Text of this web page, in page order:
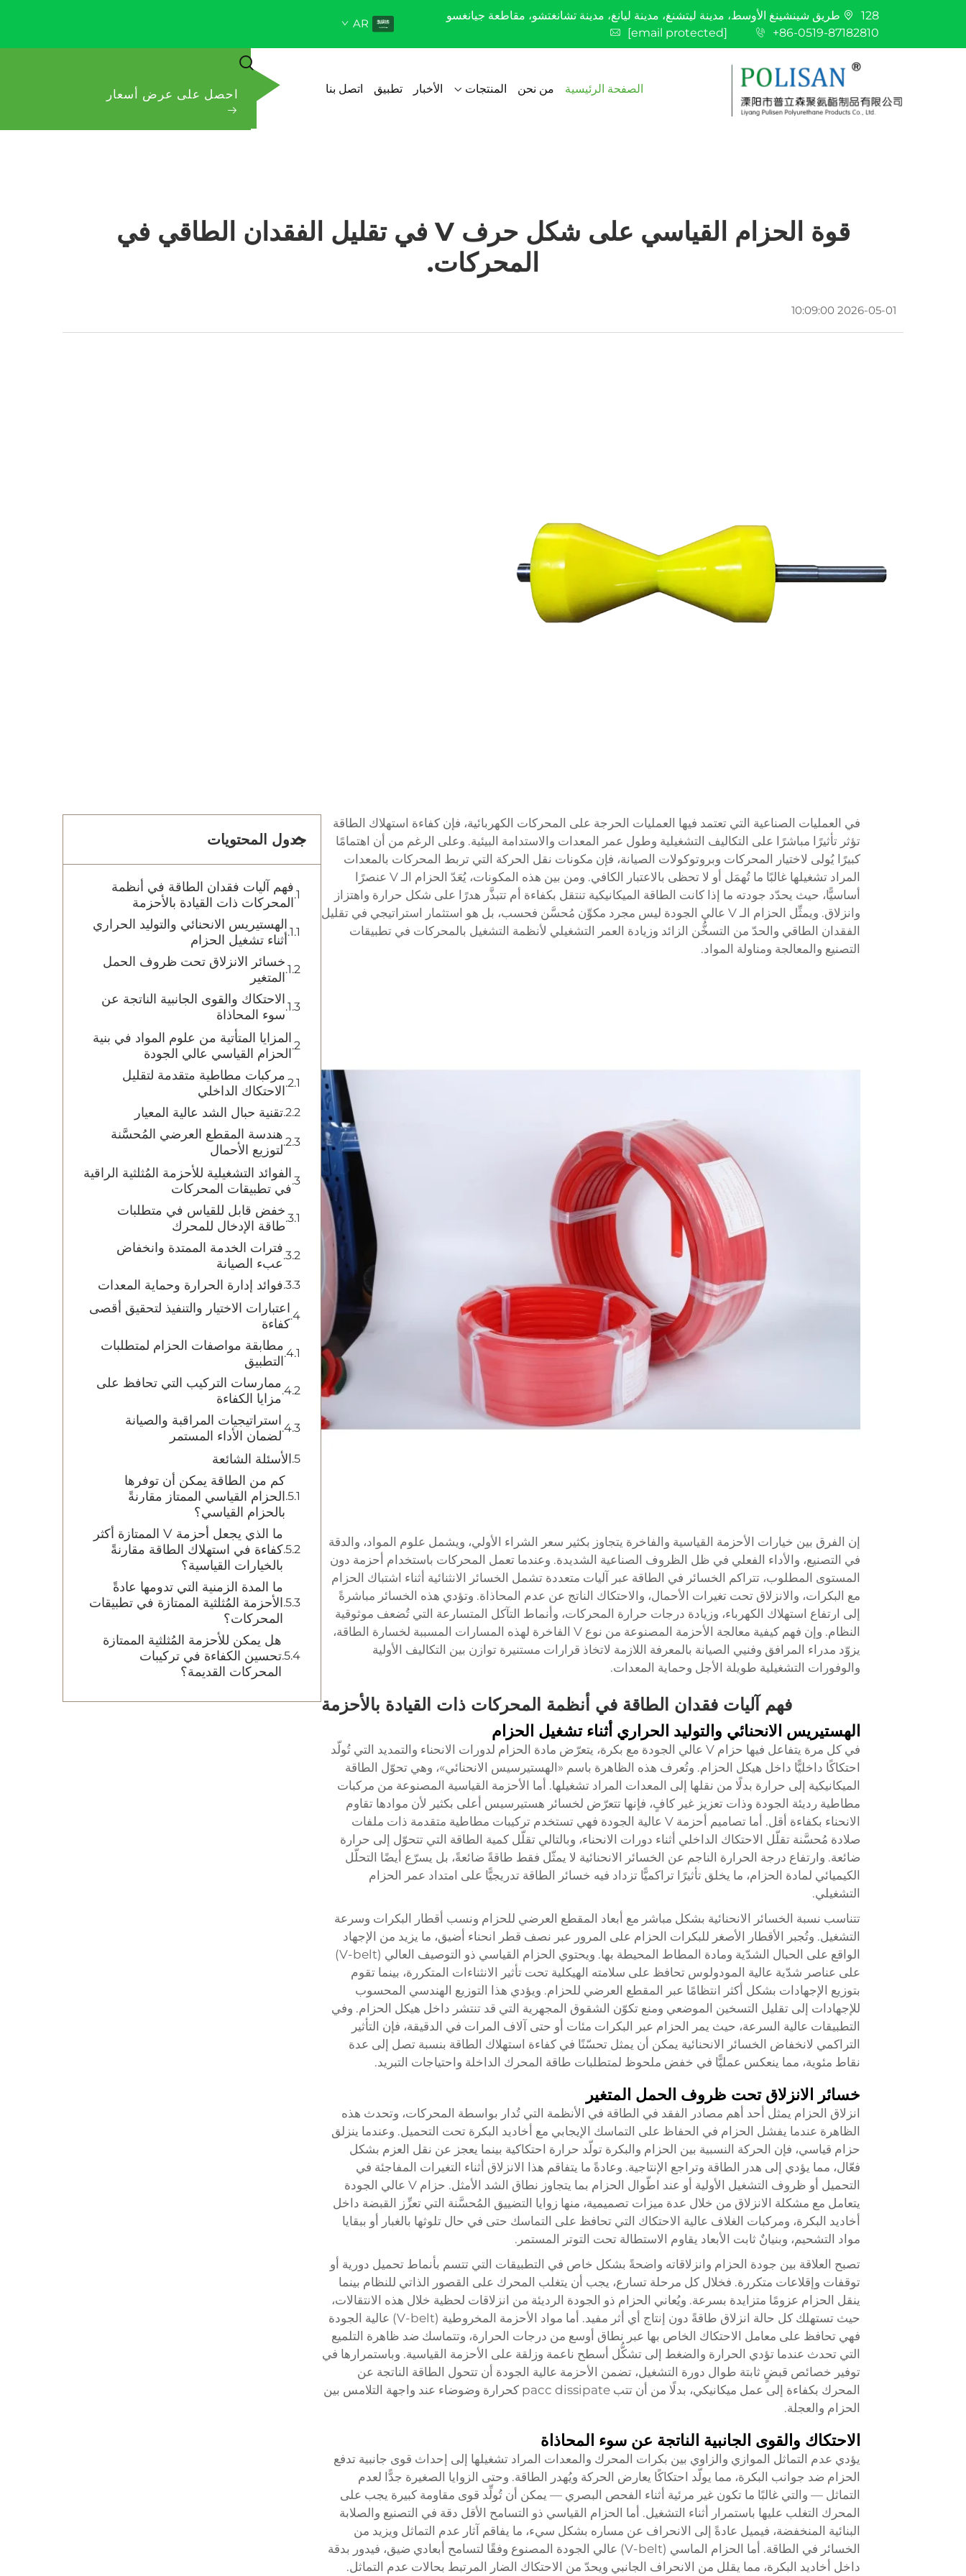
128 طريق شينشينغ الأوسط، مدينة ليتشنغ، مدينة ليانغ، مدينة تشانغتشو، مقاطعة جيانغسو
+86-0519-87182810
[email protected]
AR
الصفحة الرئيسية من نحن المنتجات الأخبار تطبيق اتصل بنا احصل على عرض أسعار
قوة الحزام القياسي على شكل حرف V في تقليل الفقدان الطاقي في
المحركات.
2026-05-01 10:09:00
في العمليات الصناعية التي تعتمد فيها العمليات الحرجة على المحركات الكهربائية، فإن كفاءة استهلاك الطاقة
تؤثر تأثيرًا مباشرًا على التكاليف التشغيلية وطول عمر المعدات والاستدامة البيئية. وعلى الرغم من أن اهتمامًا
كبيرًا يُولى لاختيار المحركات وبروتوكولات الصيانة، فإن مكونات نقل الحركة التي تربط المحركات بالمعدات
المراد تشغيلها غالبًا ما تُهمَل أو لا تحظى بالاعتبار الكافي. ومن بين هذه المكونات، يُعَدّ الحزام الـ V عنصرًا
أساسيًّا، حيث يحدّد جودته ما إذا كانت الطاقة الميكانيكية تنتقل بكفاءة أم تتبذَّر هدرًا على شكل حرارة واهتزاز
وانزلاق. ويمثِّل الحزام الـ V عالي الجودة ليس مجرد مكوِّن مُحسَّن فحسب، بل هو استثمار استراتيجي في تقليل
الفقدان الطاقي والحدّ من التسخُّن الزائد وزيادة العمر التشغيلي لأنظمة التشغيل بالمحركات في تطبيقات
التصنيع والمعالجة ومناولة المواد.
إن الفرق بين خيارات الأحزمة القياسية والفاخرة يتجاوز بكثير سعر الشراء الأولي، ويشمل علوم المواد، والدقة
في التصنيع، والأداء الفعلي في ظل الظروف الصناعية الشديدة. وعندما تعمل المحركات باستخدام أحزمة دون
المستوى المطلوب، تتراكم الخسائر في الطاقة عبر آليات متعددة تشمل الخسائر الانثنائية أثناء اشتباك الحزام
مع البكرات، والانزلاق تحت تغيرات الأحمال، والاحتكاك الناتج عن عدم المحاذاة. وتؤدي هذه الخسائر مباشرةً
إلى ارتفاع استهلاك الكهرباء، وزيادة درجات حرارة المحركات، وأنماط التآكل المتسارعة التي تُضعف موثوقية
النظام. وإن فهم كيفية معالجة الأحزمة المصنوعة من نوع V الفاخرة لهذه المسارات المسببة لخسارة الطاقة،
يزوّد مدراء المرافق وفنيي الصيانة بالمعرفة اللازمة لاتخاذ قرارات مستنيرة توازن بين التكاليف الأولية
والوفورات التشغيلية طويلة الأجل وحماية المعدات.
فهم آليات فقدان الطاقة في أنظمة المحركات ذات القيادة بالأحزمة
الهستيريس الانحنائي والتوليد الحراري أثناء تشغيل الحزام
في كل مرة يتفاعل فيها حزام V عالي الجودة مع بكرة، يتعرّض مادة الحزام لدورات الانحناء والتمديد التي تُولّد
احتكاكًا داخليًّا داخل هيكل الحزام. وتُعرف هذه الظاهرة باسم «الهستيرسيس الانحنائي»، وهي تحوّل الطاقة
الميكانيكية إلى حرارة بدلًا من نقلها إلى المعدات المراد تشغيلها. أما الأحزمة القياسية المصنوعة من مركبات
مطاطية رديئة الجودة وذات تعزيز غير كافٍ، فإنها تتعرّض لخسائر هستيرسيس أعلى بكثير لأن موادها تقاوم
الانحناء بكفاءة أقل. أما تصاميم أحزمة V عالية الجودة فهي تستخدم تركيبات مطاطية متقدمة ذات ملفات
صلادة مُحسَّنة تقلّل الاحتكاك الداخلي أثناء دورات الانحناء، وبالتالي تقلّل كمية الطاقة التي تتحوّل إلى حرارة
ضائعة. وارتفاع درجة الحرارة الناجم عن الخسائر الانحنائية لا يمثّل فقط طاقةً ضائعةً، بل يسرّع أيضًا التحلّل
الكيميائي لمادة الحزام، ما يخلق تأثيرًا تراكميًّا تزداد فيه خسائر الطاقة تدريجيًّا على امتداد عمر الحزام
التشغيلي.
تتناسب نسبة الخسائر الانحنائية بشكل مباشر مع أبعاد المقطع العرضي للحزام ونسب أقطار البكرات وسرعة
التشغيل. وتُجبر الأقطار الأصغر للبكرات الحزام على المرور عبر نصف قطر انحناء أضيق، ما يزيد من الإجهاد
الواقع على الحبال الشدّية ومادة المطاط المحيطة بها. ويحتوي الحزام القياسي ذو التوصيف العالي (V-belt)
على عناصر شدّية عالية المودولوس تحافظ على سلامته الهيكلية تحت تأثير الانثناءات المتكررة، بينما تقوم
بتوزيع الإجهادات بشكل أكثر انتظامًا عبر المقطع العرضي للحزام. ويؤدي هذا التوزيع الهندسي المحسوب
للإجهادات إلى تقليل التسخين الموضعي ومنع تكوّن الشقوق المجهرية التي قد تنتشر داخل هيكل الحزام. وفي
التطبيقات عالية السرعة، حيث يمر الحزام عبر البكرات مئات أو حتى آلاف المرات في الدقيقة، فإن التأثير
التراكمي لانخفاض الخسائر الانحنائية يمكن أن يمثل تحسّنًا في كفاءة استهلاك الطاقة بنسبة تصل إلى عدة
نقاط مئوية، مما ينعكس عمليًّا في خفض ملحوظ لمتطلبات طاقة المحرك الداخلة واحتياجات التبريد.
خسائر الانزلاق تحت ظروف الحمل المتغير
انزلاق الحزام يمثل أحد أهم مصادر الفقد في الطاقة في الأنظمة التي تُدار بواسطة المحركات، وتحدث هذه
الظاهرة عندما يفشل الحزام في الحفاظ على التماسك الإيجابي مع أخاديد البكرة تحت التحميل. وعندما ينزلق
حزام قياسي، فإن الحركة النسبية بين الحزام والبكرة تولّد حرارة احتكاكية بينما يعجز عن نقل العزم بشكل
فعّال، مما يؤدي إلى هدر الطاقة وتراجع الإنتاجية. وعادةً ما يتفاقم هذا الانزلاق أثناء التغيرات المفاجئة في
التحميل أو ظروف التشغيل الأولية أو عند اطّوال الحزام بما يتجاوز نطاق الشد الأمثل. حزام V عالي الجودة
يتعامل مع مشكلة الانزلاق من خلال عدة ميزات تصميمية، منها زوايا التضييق المُحسَّنة التي تعزِّز القبضة داخل
أخاديد البكرة، ومركبات الغلاف عالية الاحتكاك التي تحافظ على التماسك حتى في حال تلوثها بالغبار أو ببقايا
مواد التشحيم، وبنيانٌ ثابت الأبعاد يقاوم الاستطالة تحت التوتر المستمر.
تصبح العلاقة بين جودة الحزام وانزلاقاته واضحةً بشكل خاص في التطبيقات التي تتسم بأنماط تحميل دورية أو
توقفات وإقلاعات متكررة. فخلال كل مرحلة تسارع، يجب أن يتغلب المحرك على القصور الذاتي للنظام بينما
ينقل الحزام عزومًا متزايدة بسرعة. ويُعاني الحزام ذو الجودة الرديئة من انزلاقات لحظية خلال هذه الانتقالات،
حيث تستهلك كل حالة انزلاق طاقةً دون إنتاج أي أثر مفيد. أما مواد الأحزمة المخروطية (V-belt) عالية الجودة
فهي تحافظ على معامل الاحتكاك الخاص بها عبر نطاق أوسع من درجات الحرارة، وتتماسك ضد ظاهرة التلميع
التي تحدث عندما تؤدي الحرارة والضغط إلى تشكُّل أسطح ناعمة وزلقة على الأحزمة القياسية. وباستمرارها في
توفير خصائص قبضٍ ثابتة طوال دورة التشغيل، تضمن الأحزمة عالية الجودة أن تتحول الطاقة الناتجة عن
المحرك بكفاءة إلى عمل ميكانيكي، بدلًا من أن تتب расс dissipate كحرارة وضوضاء عند واجهة التلامس بين
الحزام والعجلة.
الاحتكاك والقوى الجانبية الناتجة عن سوء المحاذاة
يؤدي عدم التماثل الموازي والزاوي بين بكرات المحرك والمعدات المراد تشغيلها إلى إحداث قوى جانبية تدفع
الحزام ضد جوانب البكرة، مما يولّد احتكاكًا يعارض الحركة ويُهدر الطاقة. وحتى الزوايا الصغيرة جدًّا لعدم
التماثل — والتي غالبًا ما تكون غير مرئية أثناء الفحص البصري — يمكن أن تُولِّد قوى مقاومة كبيرة يجب على
المحرك التغلب عليها باستمرار أثناء التشغيل. أما الحزام القياسي ذو التسامح الأقل دقة في التصنيع والصلابة
البنائية المنخفضة، فيميل عادةً إلى الانحراف عن مساره بشكل سيء، ما يفاقم آثار عدم التماثل ويزيد من
الخسائر في الطاقة. أما الحزام الماسي (V-belt) عالي الجودة المصنوع وفقًا لتسامح أبعادي ضيق، فيدور بدقة
داخل أخاديد البكرة، مما يقلل من الانحراف الجانبي ويحدّ من الاحتكاك الضار المرتبط بحالات عدم التماثل.
جدول المحتويات
فهم آليات فقدان الطاقة في أنظمة
المحركات ذات القيادة بالأحزمة
الهستيريس الانحنائي والتوليد الحراري
أثناء تشغيل الحزام
خسائر الانزلاق تحت ظروف الحمل
المتغير
الاحتكاك والقوى الجانبية الناتجة عن
سوء المحاذاة
المزايا المتأتية من علوم المواد في بنية
الحزام القياسي عالي الجودة
مركبات مطاطية متقدمة لتقليل
الاحتكاك الداخلي
تقنية حبال الشد عالية المعيار
هندسة المقطع العرضي المُحسَّنة
لتوزيع الأحمال
الفوائد التشغيلية للأحزمة المُثلثية الراقية
في تطبيقات المحركات
خفض قابل للقياس في متطلبات
طاقة الإدخال للمحرك
فترات الخدمة الممتدة وانخفاض
عبء الصيانة
فوائد إدارة الحرارة وحماية المعدات
اعتبارات الاختيار والتنفيذ لتحقيق أقصى
كفاءة
مطابقة مواصفات الحزام لمتطلبات
التطبيق
ممارسات التركيب التي تحافظ على
مزايا الكفاءة
استراتيجيات المراقبة والصيانة
لضمان الأداء المستمر
الأسئلة الشائعة
كم من الطاقة يمكن أن توفرها
الحزام القياسي الممتاز مقارنةً
بالحزام القياسي؟
ما الذي يجعل أحزمة V الممتازة أكثر
كفاءة في استهلاك الطاقة مقارنةً
بالخيارات القياسية؟
ما المدة الزمنية التي تدومها عادةً
الأحزمة المُثلثية الممتازة في تطبيقات
المحركات؟
هل يمكن للأحزمة المُثلثية الممتازة
تحسين الكفاءة في تركيبات
المحركات القديمة؟